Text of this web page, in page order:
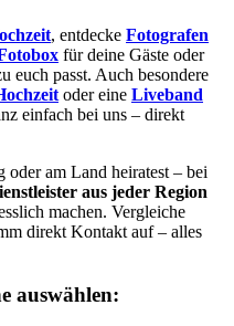
, entdecke Fotografen
für deine Gäste oder
euch passt. Auch besondere
oder eine Liveband
einfach bei uns – direkt
am Land heiratest – bei
aus jeder Region
machen. Vergleiche
direkt Kontakt auf – alles
auswählen: